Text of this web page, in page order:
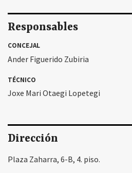
Responsables
CONCEJAL
Ander Figuerido Zubiria
TÉCNICO
Joxe Mari Otaegi Lopetegi
Dirección
Plaza Zaharra, 6-B, 4. piso.